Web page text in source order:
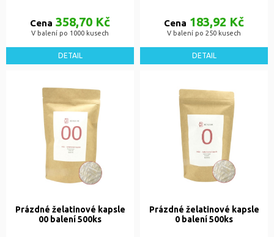
Cena 358,70 Kč
V balení po 1000 kusech
DETAIL
Cena 183,92 Kč
V balení po 250 kusech
DETAIL
Prázdné želatinové kapsle
00 balení 500ks
Prázdné želatinové kapsle
0 balení 500ks